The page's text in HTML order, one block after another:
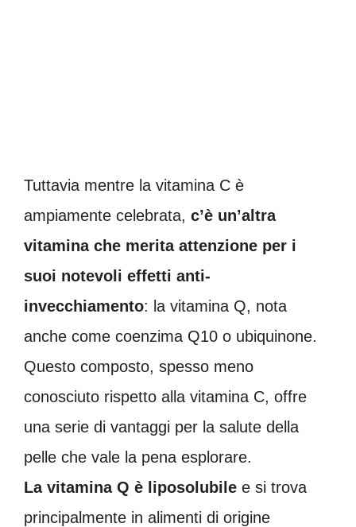
Tuttavia mentre la vitamina C è
ampiamente celebrata, c’è un’altra
vitamina che merita attenzione per i
suoi notevoli effetti anti-
invecchiamento: la vitamina Q, nota
anche come coenzima Q10 o ubiquinone.
Questo composto, spesso meno
conosciuto rispetto alla vitamina C, offre
una serie di vantaggi per la salute della
pelle che vale la pena esplorare.
La vitamina Q è liposolubile e si trova
principalmente in alimenti di origine